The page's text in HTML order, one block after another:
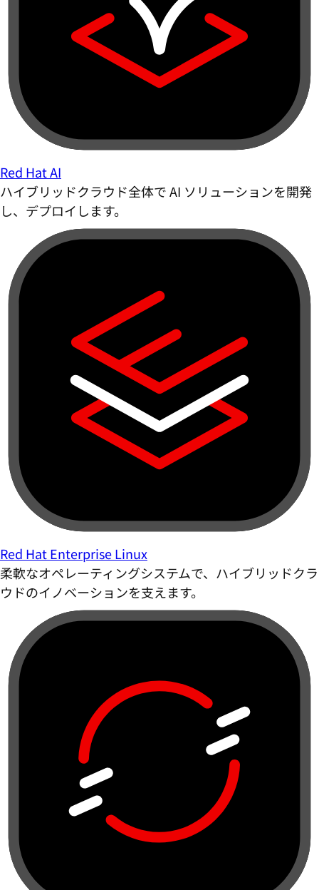
Red Hat AI
ハイブリッドクラウド全体で AI ソリューションを開発
し、デプロイします。
Red Hat Enterprise Linux
柔軟なオペレーティングシステムで、ハイブリッドクラ
ウドのイノベーションを支えます。